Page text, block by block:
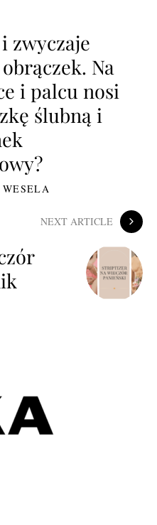
zwyczaje
Na
i palcu nosi
ślubną i
NEXT ARTICLE